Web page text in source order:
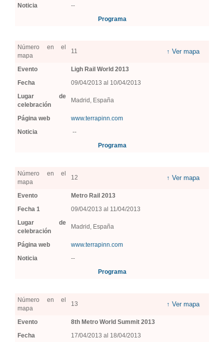
Noticia
--
Programa
Número en el
mapa
11 ↑ Ver mapa
Evento
Ligh Rail World 2013
Fecha
09/04/2013 al 10/04/2013
Lugar de
celebración
Madrid, España
Página web
www.terrapinn.com
Noticia
--
Programa
Número en el
mapa
12 ↑ Ver mapa
Evento
Metro Rail 2013
Fecha 1
09/04/2013 al 11/04/2013
Lugar de
celebración
Madrid, España
Página web
www.terrapinn.com
Noticia
--
Programa
Número en el
mapa
13 ↑ Ver mapa
Evento
8th Metro World Summit 2013
Fecha
17/04/2013 al 18/04/2013